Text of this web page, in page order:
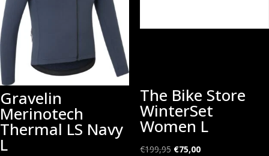
Gravelin
Merinotech
Thermal LS Navy
L
The Bike Store
WinterSet
Women L
€199,95 Oorspronkelijke
€75,00Huidige